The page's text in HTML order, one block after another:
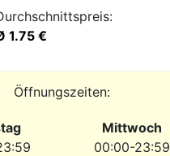
1.75 €
Öffnungszeiten:
Mittwoch
00:00-23:59